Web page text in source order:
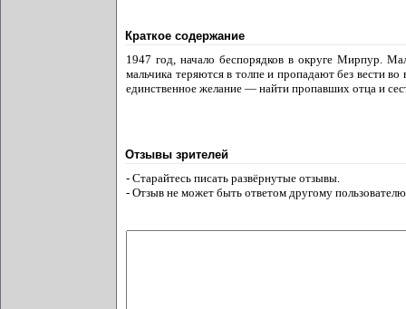
Краткое содержание
1947 год, начало беспорядков в округе Мирпур.
мальчика теряются в толпе и пропадают без вести во
единственное желание — найти пропавших отца и
Отзывы зрителей
- Старайтесь писать развёрнутые отзывы.
- Отзыв не может быть ответом другому